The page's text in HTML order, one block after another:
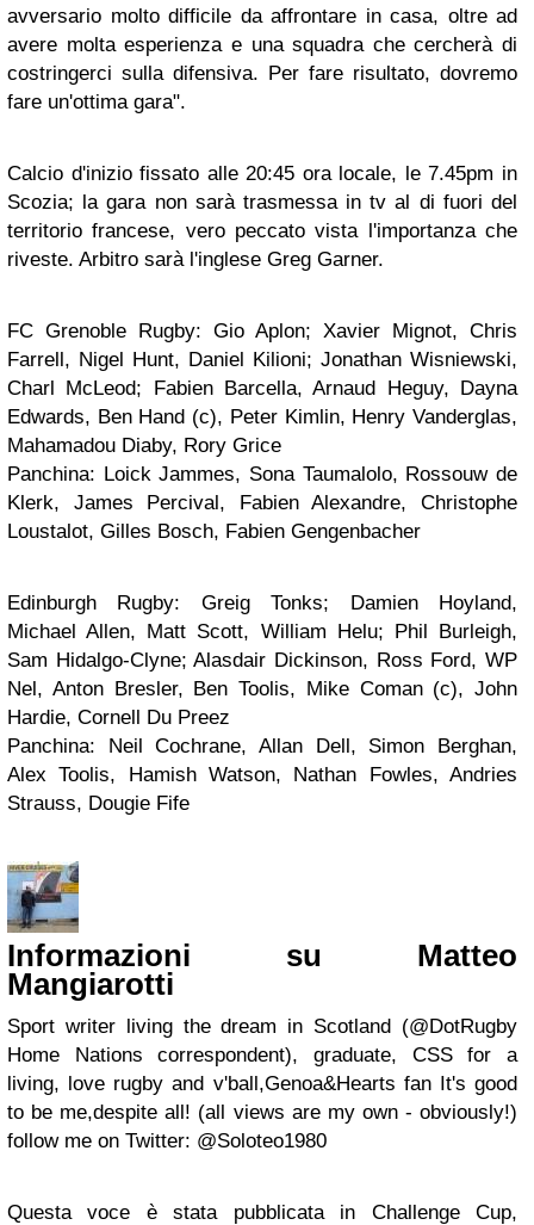
avversario molto difficile da affrontare in casa, oltre ad
avere molta esperienza e una squadra che cercherà di
costringerci sulla difensiva. Per fare risultato, dovremo
fare un'ottima gara".
Calcio d'inizio fissato alle 20:45 ora locale, le 7.45pm in
Scozia; la gara non sarà trasmessa in tv al di fuori del
territorio francese, vero peccato vista l'importanza che
riveste. Arbitro sarà l'inglese Greg Garner.
FC Grenoble Rugby: Gio Aplon; Xavier Mignot, Chris
Farrell, Nigel Hunt, Daniel Kilioni; Jonathan Wisniewski,
Charl McLeod; Fabien Barcella, Arnaud Heguy, Dayna
Edwards, Ben Hand (c), Peter Kimlin, Henry Vanderglas,
Mahamadou Diaby, Rory Grice
Panchina: Loick Jammes, Sona Taumalolo, Rossouw de
Klerk, James Percival, Fabien Alexandre, Christophe
Loustalot, Gilles Bosch, Fabien Gengenbacher
Edinburgh Rugby: Greig Tonks; Damien Hoyland,
Michael Allen, Matt Scott, William Helu; Phil Burleigh,
Sam Hidalgo-Clyne; Alasdair Dickinson, Ross Ford, WP
Nel, Anton Bresler, Ben Toolis, Mike Coman (c), John
Hardie, Cornell Du Preez
Panchina: Neil Cochrane, Allan Dell, Simon Berghan,
Alex Toolis, Hamish Watson, Nathan Fowles, Andries
Strauss, Dougie Fife
Informazioni su Matteo
Mangiarotti
Sport writer living the dream in Scotland (@DotRugby
Home Nations correspondent), graduate, CSS for a
living, love rugby and v'ball,Genoa&Hearts fan It's good
to be me,despite all! (all views are my own - obviously!)
follow me on Twitter: @Soloteo1980
Questa voce è stata pubblicata in Challenge Cup,